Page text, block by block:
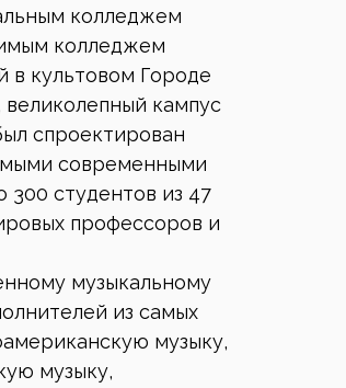
колледжем
колледжем
в культовом Городе
великолепный кампус
спроектирован
современными
300 студентов из 47
профессоров и
музыкальному
из самых
музыку,
музыку,